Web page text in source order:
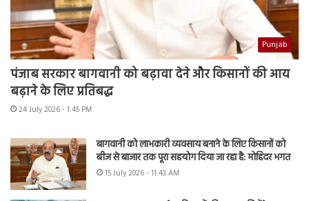
Punjab
पंजाब सरकार बागवानी को बढ़ावा देने और किसानों की आय
बढ़ाने के लिए प्रतिबद्ध
24 July 2026 - 1:45 PM
बागवानी को लाभकारी व्यवसाय बनाने के लिए किसानों को
बीज से बाजार तक पूरा सहयोग दिया जा रहा है: मोहिंदर भगत
15 July 2026 - 11:43 AM